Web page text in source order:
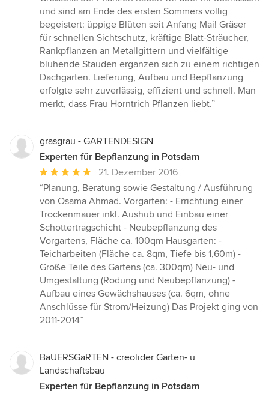
und sind am Ende des ersten Sommers völlig
begeistert: üppige Blüten seit Anfang Mai! Gräser
für schnellen Sichtschutz, kräftige Blatt-Sträucher,
Rankpflanzen an Metallgittern und vielfältige
blühende Stauden ergänzen sich zu einem richtigen
Dachgarten. Lieferung, Aufbau und Bepflanzung
erfolgte sehr zuverlässig, effizient und schnell. Man
merkt, dass Frau Horntrich Pflanzen liebt.”
grasgrau - GARTENDESIGN
Experten für Bepflanzung in Potsdam
Durchschnittliche
Bewertung:
5
von
5
Sternen
21. Dezember 2016
“Planung, Beratung sowie Gestaltung / Ausführung
von Osama Ahmad. Vorgarten: - Errichtung einer
Trockenmauer inkl. Aushub und Einbau einer
Schottertragschicht - Neubepflanzung des
Vorgartens, Fläche ca. 100qm Hausgarten: -
Teicharbeiten (Fläche ca. 8qm, Tiefe bis 1,60m) -
Große Teile des Gartens (ca. 300qm) Neu- und
Umgestaltung (Rodung und Neubepflanzung) -
Aufbau eines Gewächshauses (ca. 6qm, ohne
Anschlüsse für Strom/Heizung) Das Projekt ging von
2011-2014”
BaUERSGäRTEN - creolider Garten- u
Landschaftsbau
Experten für Bepflanzung in Potsdam